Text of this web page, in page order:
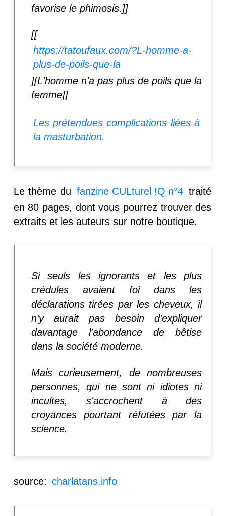
favorise le phimosis.]]
[[
https://tatoufaux.com/?L-homme-a-
plus-de-poils-que-la
][L'homme n'a pas plus de poils que la
femme]]
Les prétendues complications liées à
la masturbation.
Le thème du fanzine CULturel !Q n°4 traité
en 80 pages, dont vous pourrez trouver des
extraits et les auteurs sur notre boutique.
Si seuls les ignorants et les plus
crédules avaient foi dans les
déclarations tirées par les cheveux, il
n'y aurait pas besoin d'expliquer
davantage l'abondance de bêtise
dans la société moderne.
Mais curieusement, de nombreuses
personnes, qui ne sont ni idiotes ni
incultes, s'accrochent à des
croyances pourtant réfutées par la
science.
source: charlatans.info